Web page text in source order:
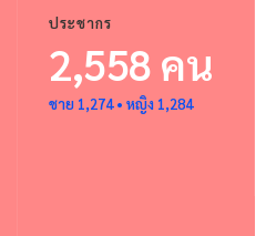
ประชากร
2,558 คน
ชาย 1,274 • หญิง 1,284